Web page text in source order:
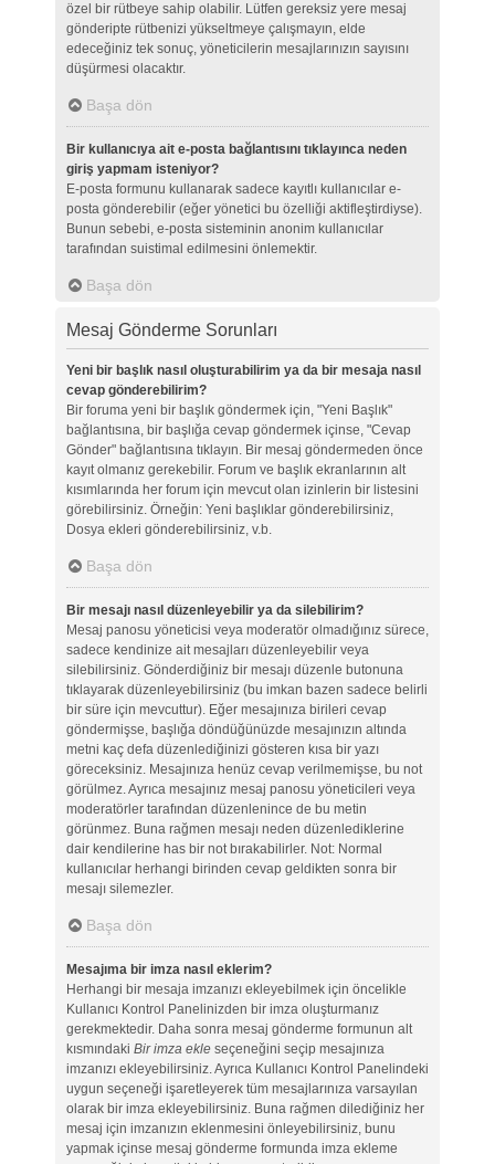
özel bir rütbeye sahip olabilir. Lütfen gereksiz yere mesaj
gönderipte rütbenizi yükseltmeye çalışmayın, elde
edeceğiniz tek sonuç, yöneticilerin mesajlarınızın sayısını
düşürmesi olacaktır.
Başa dön
Bir kullanıcıya ait e-posta bağlantısını tıklayınca neden
giriş yapmam isteniyor?
E-posta formunu kullanarak sadece kayıtlı kullanıcılar e-
posta gönderebilir (eğer yönetici bu özelliği aktifleştirdiyse).
Bunun sebebi, e-posta sisteminin anonim kullanıcılar
tarafından suistimal edilmesini önlemektir.
Başa dön
Mesaj Gönderme Sorunları
Yeni bir başlık nasıl oluşturabilirim ya da bir mesaja nasıl
cevap gönderebilirim?
Bir foruma yeni bir başlık göndermek için, "Yeni Başlık"
bağlantısına, bir başlığa cevap göndermek içinse, "Cevap
Gönder" bağlantısına tıklayın. Bir mesaj göndermeden önce
kayıt olmanız gerekebilir. Forum ve başlık ekranlarının alt
kısımlarında her forum için mevcut olan izinlerin bir listesini
görebilirsiniz. Örneğin: Yeni başlıklar gönderebilirsiniz,
Dosya ekleri gönderebilirsiniz, v.b.
Başa dön
Bir mesajı nasıl düzenleyebilir ya da silebilirim?
Mesaj panosu yöneticisi veya moderatör olmadığınız sürece,
sadece kendinize ait mesajları düzenleyebilir veya
silebilirsiniz. Gönderdiğiniz bir mesajı düzenle butonuna
tıklayarak düzenleyebilirsiniz (bu imkan bazen sadece belirli
bir süre için mevcuttur). Eğer mesajınıza birileri cevap
göndermişse, başlığa döndüğünüzde mesajınızın altında
metni kaç defa düzenlediğinizi gösteren kısa bir yazı
göreceksiniz. Mesajınıza henüz cevap verilmemişse, bu not
görülmez. Ayrıca mesajınız mesaj panosu yöneticileri veya
moderatörler tarafından düzenlenince de bu metin
görünmez. Buna rağmen mesajı neden düzenlediklerine
dair kendilerine has bir not bırakabilirler. Not: Normal
kullanıcılar herhangi birinden cevap geldikten sonra bir
mesajı silemezler.
Başa dön
Mesajıma bir imza nasıl eklerim?
Herhangi bir mesaja imzanızı ekleyebilmek için öncelikle
Kullanıcı Kontrol Panelinizden bir imza oluşturmanız
gerekmektedir. Daha sonra mesaj gönderme formunun alt
kısmındaki Bir imza ekleseçeneğini seçip mesajınıza
imzanızı ekleyebilirsiniz. Ayrıca Kullanıcı Kontrol Panelindeki
uygun seçeneği işaretleyerek tüm mesajlarınıza varsayılan
olarak bir imza ekleyebilirsiniz. Buna rağmen dilediğiniz her
mesaj için imzanızın eklenmesini önleyebilirsiniz, bunu
yapmak içinse mesaj gönderme formunda imza ekleme